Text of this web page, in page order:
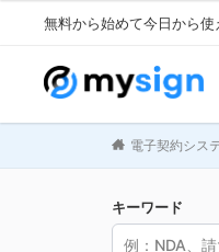
無料から始めて今日から
電子契約シス
キーワード